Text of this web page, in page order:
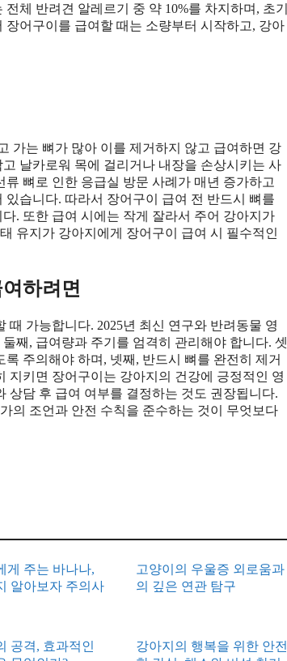
체 반려견 알레르기 중 약 10%를 차지하며, 초기
어구이를 급여할 때는 소량부터 시작하고, 강아
가는 뼈가 많아 이를 제거하지 않고 급여하면 강
날카로워 목에 걸리거나 내장을 손상시키는 사
뼈로 인한 응급실 방문 사례가 매년 증가하고
습니다. 따라서 장어구이 급여 전 반드시 뼈를
. 또한 급여 시에는 작게 잘라서 주어 강아지가
유지가 강아지에게 장어구이 급여 시 필수적인
하려면
가능합니다. 2025년 최신 연구와 반려동물 영
째, 급여량과 주기를 엄격히 관리해야 합니다. 셋
주의해야 하며, 넷째, 반드시 뼈를 완전히 제거
지키면 장어구이는 강아지의 건강에 긍정적인 영
상담 후 급여 여부를 결정하는 것도 권장됩니다.
의 조언과 안전 수칙을 준수하는 것이 무엇보다
게 주는 바나나,
알아보자 주의사
고양이의 우울증 외로움과
의 깊은 연관 탐구
공격, 효과적인
강아지의 행복을 위한 안전